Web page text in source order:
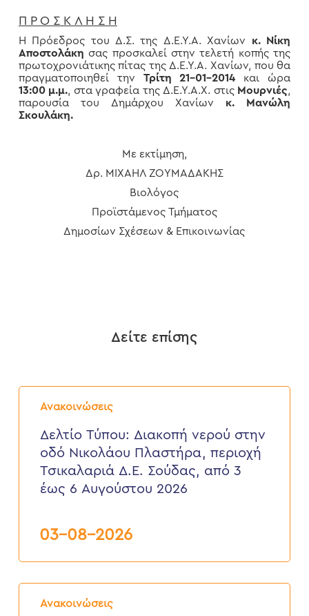
Π Ρ Ο Σ Κ Λ Η Σ Η
Η Πρόεδρος του Δ.Σ. της Δ.Ε.Υ.Α. Χανίων κ. Νίκη
Αποστολάκη σας προσκαλεί στην τελετή κοπής της
πρωτοχρονιάτικης πίτας της Δ.Ε.Υ.Α. Χανίων, που θα
πραγματοποιηθεί την Τρίτη 21-01-2014 και ώρα
13:00 μ.μ., στα γραφεία της Δ.Ε.Υ.Α.Χ. στις Μουρνιές,
παρουσία του Δημάρχου Χανίων κ. Μανώλη
Σκουλάκη.
Με εκτίμηση,
Δρ. ΜΙΧΑΗΛ ΖΟΥΜΑΔΑΚΗΣ
Βιολόγος
Προϊστάμενος Τμήματος
Δημοσίων Σχέσεων & Επικοινωνίας
Δείτε επίσης
Ανακοινώσεις
Δελτίο
Τύπου:
νερού
στην
Νικολάου
Πλαστήρα,
περιοχή
Σούδας,
έως
2026
Δελτίο Τύπου: Διακοπή νερού στην
οδό Νικολάου Πλαστήρα, περιοχή
Τσικαλαριά Δ.Ε. Σούδας, από 3
έως 6 Αυγούστου 2026
03-08-2026
Ανακοινώσεις
Δελτίο
Τύπου: